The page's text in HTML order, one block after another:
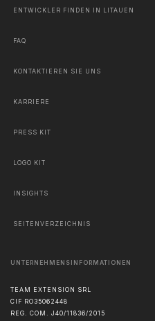
ENTWICKLER FINDEN IN LITAUEN
FAQ
KONTAKTIEREN SIE UNS
KARRIERE
PRESS KIT
LOGO KIT
INSIGHTS
SEITENVERZEICHNIS
UNTERNEHMENSINFORMATIONEN
TEAM EXTENSION SRL
CIF RO35062448
REG. COM. J40/11836/2015